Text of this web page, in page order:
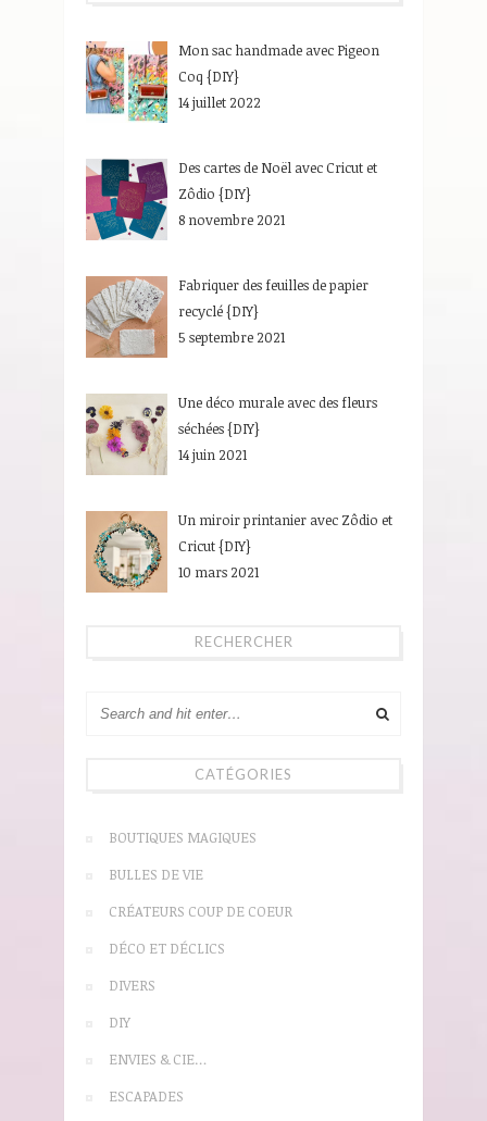
Mon sac handmade avec Pigeon
Coq {DIY}
14 juillet 2022
Des cartes de Noël avec Cricut et
Zôdio {DIY}
8 novembre 2021
Fabriquer des feuilles de papier
recyclé {DIY}
5 septembre 2021
Une déco murale avec des fleurs
séchées {DIY}
14 juin 2021
Un miroir printanier avec Zôdio et
Cricut {DIY}
10 mars 2021
RECHERCHER
CATÉGORIES
BOUTIQUES MAGIQUES
BULLES DE VIE
CRÉATEURS COUP DE COEUR
DÉCO ET DÉCLICS
DIVERS
DIY
ENVIES & CIE…
ESCAPADES